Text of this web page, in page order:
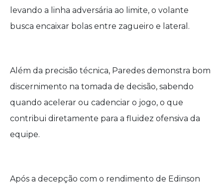
levando a linha adversária ao limite, o volante
busca encaixar bolas entre zagueiro e lateral.
Além da precisão técnica, Paredes demonstra bom
discernimento na tomada de decisão, sabendo
quando acelerar ou cadenciar o jogo, o que
contribui diretamente para a fluidez ofensiva da
equipe.
Após a decepção com o rendimento de Edinson